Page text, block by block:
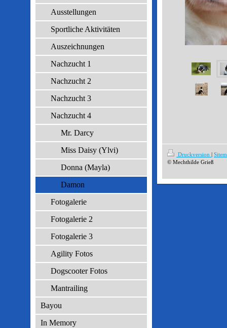
Ausstellungen
Sportliche Aktivitäten
Auszeichnungen
Nachzucht 1
Nachzucht 2
Nachzucht 3
Nachzucht 4
Mr. Darcy
Miss Daisy (Ylvi)
Donna (Mayla)
Damon
Fotogalerie
Fotogalerie 2
Fotogalerie 3
Agility Fotos
Dogscooter Fotos
Mantrailing
Bayou
In Memory
Druckversion |
© Mechthilde Grieß